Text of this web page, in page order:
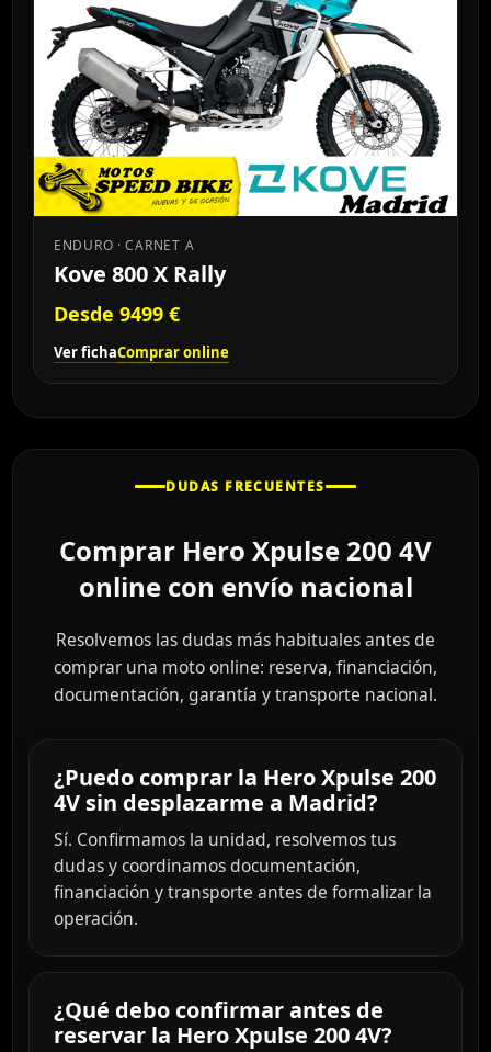
ENDURO · CARNET A
Kove 800 X Rally
Desde 9499 €
Ver fichaComprar online
DUDAS FRECUENTES
Comprar Hero Xpulse 200 4V
online con envío nacional
Resolvemos las dudas más habituales antes de
comprar una moto online: reserva, financiación,
documentación, garantía y transporte nacional.
¿Puedo comprar la Hero Xpulse 200
4V sin desplazarme a Madrid?
Sí. Confirmamos la unidad, resolvemos tus
dudas y coordinamos documentación,
financiación y transporte antes de formalizar la
operación.
¿Qué debo confirmar antes de
reservar la Hero Xpulse 200 4V?